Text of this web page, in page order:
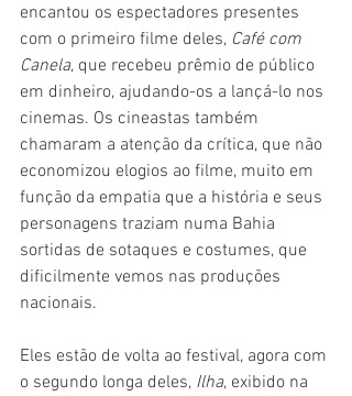
encantou os espectadores presentes
com o primeiro filme deles, Café com
Canela, que recebeu prêmio de público
em dinheiro, ajudando-os a lançá-lo nos
cinemas. Os cineastas também
chamaram a atenção da crítica, que não
economizou elogios ao filme, muito em
função da empatia que a história e seus
personagens traziam numa Bahia
sortidas de sotaques e costumes, que
dificilmente vemos nas produções
nacionais.
Eles estão de volta ao festival, agora com
o segundo longa deles, Ilha, exibido na